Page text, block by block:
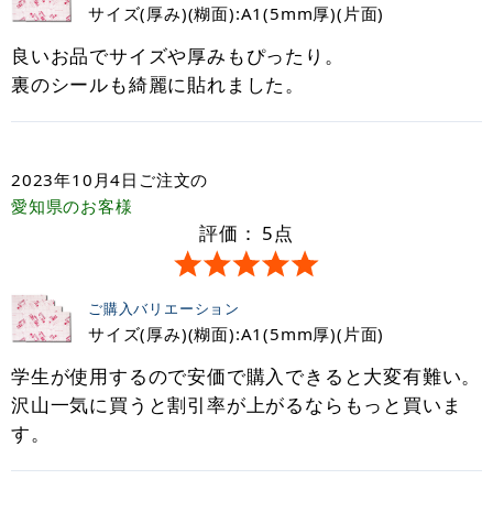
サイズ(厚み)(糊面):A1(5mm厚)(片面)
良いお品でサイズや厚みもぴったり。
裏のシールも綺麗に貼れました。
2023年10月4日 ご注文の
愛知県のお客様
評価： 5点
ご購入バリエーション
サイズ(厚み)(糊面):A1(5mm厚)(片面)
学生が使用するので安価で購入できると大変有難い。
沢山一気に買うと割引率が上がるならもっと買いま
す。